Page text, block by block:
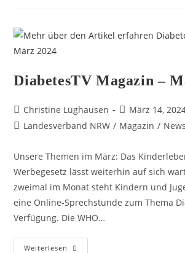
DiabetesTV Magazin –
Christine Lüghausen
März 14,
Landesverband NRW / Magazin / News
Unsere Themen im März: Das
Werbegesetz lässt weiterhin auf sich
zweimal im Monat steht Kindern und
eine Online-Sprechstunde zum Thema
Verfügung. Die WHO…
Weiterlesen